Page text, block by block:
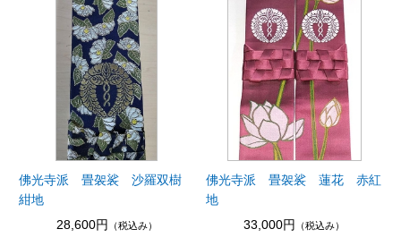
佛光寺派 畳袈裟 沙羅双樹
紺地
28,600円
（税込み）
佛光寺派 畳袈裟 蓮花 赤紅
地
33,000円
（税込み）